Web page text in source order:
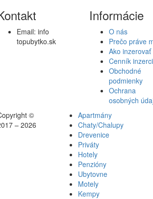
Email: info
topubytko.sk
Informácie
O nás
Prečo práve
Ako inzerovať
Cenník
Obchodné
podmienky
Ochrana
osobných
©
– 2026
Apartmány
Chaty/Chalupy
Drevenice
Priváty
Hotely
Penzióny
Ubytovne
Motely
Kempy